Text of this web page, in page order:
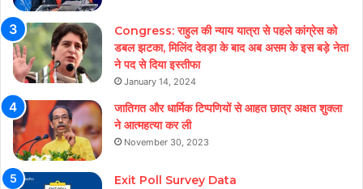
Congress: राहुल की न्याय यात्रा से पहले कांग्रेस को
डबल झटका, मिलिंद देवड़ा के बाद अब असम के इस बड़े नेता
ने पद से दिया इस्तीफा
January 14, 2024
जातिगत और धार्मिक टिप्पणियों से आहत छात्र अक्षत शुक्ला
ने आत्महत्या कर ली
November 30, 2023
Exit Poll Survey Data